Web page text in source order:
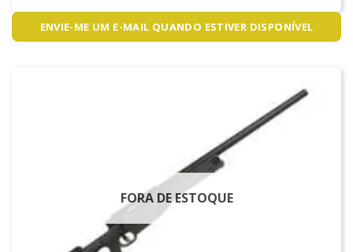
ENVIE-ME UM E-MAIL QUANDO ESTIVER DISPONÍVEL
FORA DE ESTOQUE